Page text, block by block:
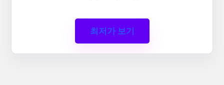
최저가 보기